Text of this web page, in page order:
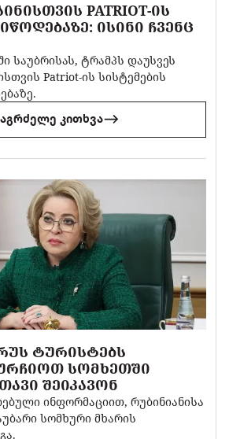
PATRIOT-ᲘᲡ
ᲘᲡᲘᲜᲘ ᲩᲕᲔᲜᲪ
საუბრისას, ტრამპს დაუსვეს
Patriot-ის სისტემების
კითხვა
ᲢᲣᲠᲘᲡᲢᲔᲑᲡ
ᲡᲝᲛᲮᲔᲗᲨᲘ
ᲨᲔᲘᲙᲐᲕᲝᲜ
ინფორმაციით, რუბინიანისა
სომხური მხარის